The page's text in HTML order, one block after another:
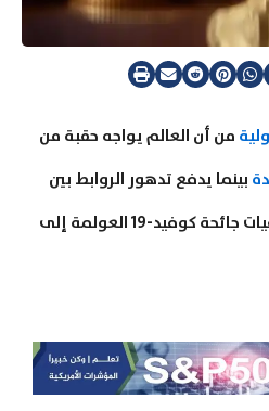
من أن العالم يواجه حقبة من
بينما يدفع تدهور الروابط بين
الغرب وروسيا والصين وتداعيات جائحة كوفيد-19 العولمة إلى